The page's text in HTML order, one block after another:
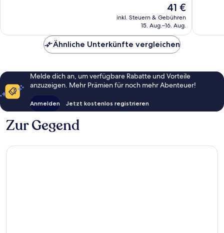
Der
Preis
beträgt
41 €
inkl. Steuern & Gebühren
15. Aug.–16. Aug.
Ähnliche Unterkünfte vergleichen
Melde dich an, um verfügbare Rabatte und Vorteile
anzuzeigen. Mehr Prämien für noch mehr Abenteuer!
Anmelden Jetzt kostenlos registrieren
Zur Gegend